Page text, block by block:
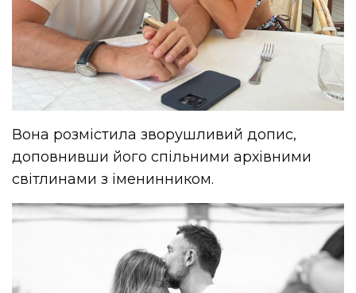
Вона розмістила зворушливий допис,
доповнивши його спільними архівними
світлинами з іменинником.